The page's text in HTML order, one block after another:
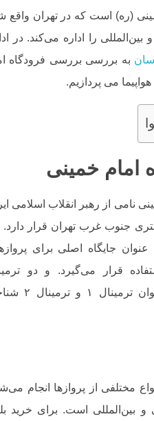
(ره) است که در تهران واقع
بین‌المللی را اداره می‌کند. در
به بررسی بررسی فرودگاه
می پردازیم.
امام خمینی
نامی از رهبر انقلاب اسلامی
فاصله ۳۰ کیلومتری جنوب غرب تهران قرار
از سال ۲۰۰۴ به عنوان جایگاه اصلی برای
قرار می‌گیرد. و دو
مسافرتی است که به عنوان
مختلفی از پروازها انجام
و بین‌المللی است. برای خرید